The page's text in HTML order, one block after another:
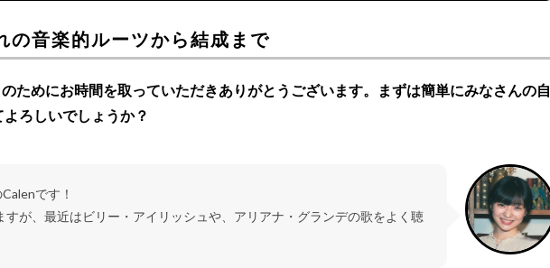
の音楽的ルーツから結成まで
ためにお時間を取っていただきありがとうございます。まずは簡単にみなさんの自
ろしいでしょうか？
です！
すが、最近はビリー・アイリッシュや、アリアナ・グランデの歌をよく聴